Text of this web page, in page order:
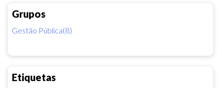
Grupos
Gestão Pública(8)
Etiquetas